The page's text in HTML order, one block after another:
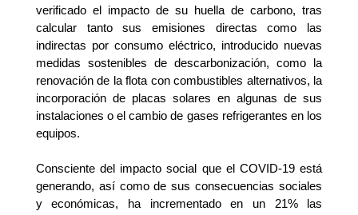
verificado el impacto de su huella de carbono, tras
calcular tanto sus emisiones directas como las
indirectas por consumo eléctrico, introducido nuevas
medidas sostenibles de descarbonización, como la
renovación de la flota concombustibles alternativos, la
incorporación de placas solares en algunas de sus
instalaciones o el cambio de gases refrigerantes en los
equipos.
Consciente del impacto social que el COVID-19 está
generando, así como de sus consecuencias sociales
y económicas, ha incrementado en un 21% las